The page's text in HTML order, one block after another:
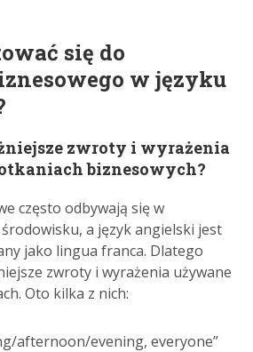
się do
w języku
zwroty i wyrażenia
biznesowych?
często odbywają się w
a język angielski jest
jako lingua franca. Dlatego
zwroty i wyrażenia używane
Oto kilka z nich:
afternoon/evening, everyone”